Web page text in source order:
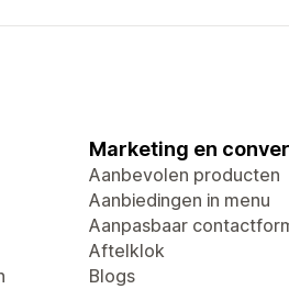
Marketing en
Aanbevolen producten
Aanbiedingen in menu
Aanpasbaar
Aftelklok
Blogs